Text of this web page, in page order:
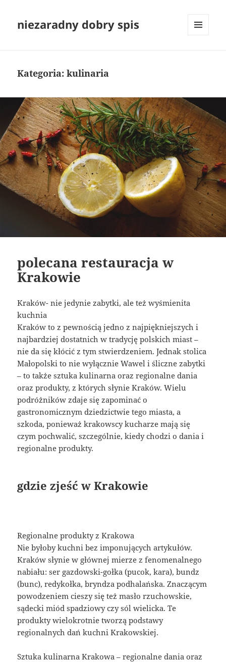
niezaradny dobry spis
Kategoria:kulinaria
polecana restauracja w
Krakowie
Kraków- nie jedynie zabytki, ale też wyśmienita
kuchnia
Kraków to z pewnością jedno z najpiękniejszych i
najbardziej dostatnich w tradycję polskich miast –
nie da się kłócić z tym stwierdzeniem. Jednak stolica
Małopolski to nie wyłącznie Wawel i śliczne zabytki
– to także sztuka kulinarna oraz regionalne dania
oraz produkty, z których słynie Kraków. Wielu
podróżników zdaje się zapominać o
gastronomicznym dziedzictwie tego miasta, a
szkoda, ponieważ krakowscy kucharze mają się
czym pochwalić, szczególnie, kiedy chodzi o dania i
regionalne produkty.
gdzie zjeść w Krakowie
Regionalne produkty z Krakowa
Nie byłoby kuchni bez imponujących artykułów.
Kraków słynie w głównej mierze z fenomenalnego
nabiału: ser gazdowski-gołka (pucok, kara), bundz
(bunc), redykołka, bryndza podhalańska. Znaczącym
powodzeniem cieszy się też masło rzuchowskie,
sądecki miód spadziowy czy sól wielicka. Te
produkty wielokrotnie tworzą podstawy
regionalnych dań kuchni Krakowskiej.
Sztuka kulinarna Krakowa – regionalne dania oraz